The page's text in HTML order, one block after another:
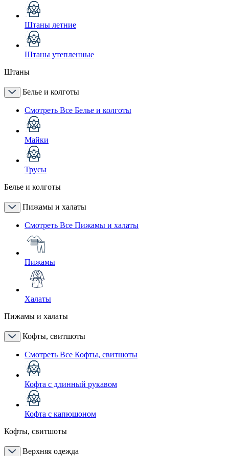
Штаны летние
Штаны утепленные
Штаны
Белье и колготы
Смотреть Все Белье и колготы
Майки
Трусы
Белье и колготы
Пижамы и халаты
Смотреть Все Пижамы и халаты
Пижамы
Халаты
Пижамы и халаты
Кофты, свитшоты
Смотреть Все Кофты, свитшоты
Кофта с длинный рукавом
Кофта с капюшоном
Кофты, свитшоты
Верхняя одежда